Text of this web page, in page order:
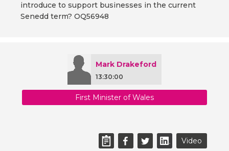
introduce to support businesses in the current
Senedd term? OQ56948
Mark Drakeford
13:30:00
First Minister of Wales
Video